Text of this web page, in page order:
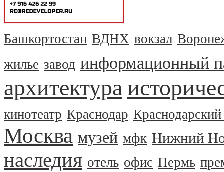
Башкортостан ВДНХ вокзал
жилье завод информационный
архитектура
кинотеатр Краснодар
Москва музей мфк Нижний
наследия отель офис Пермь